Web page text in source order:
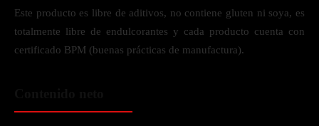
Este producto es libre de aditivos, no contiene gluten ni soya, es
totalmente libre de endulcorantes y cada producto cuenta con
certificado BPM (buenas prácticas de manufactura).